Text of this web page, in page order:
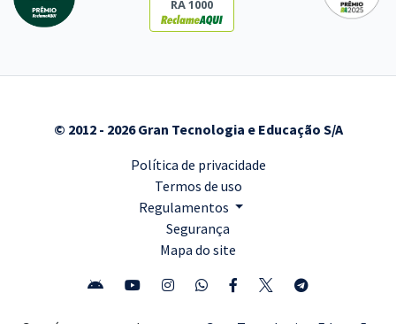
RA 1000
© 2012 - 2026 Gran Tecnologia e Educação S/A
Política de privacidade
Termos de uso
Regulamentos
Segurança
Mapa do site